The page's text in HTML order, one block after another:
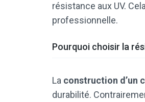
résistance aux UV.
professionnelle.
Pourquoi choisir la
La construction d’un
durabilité.